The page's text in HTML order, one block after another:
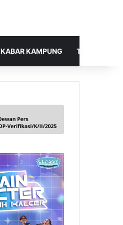
KABAR KAMPUNG TELUSUR